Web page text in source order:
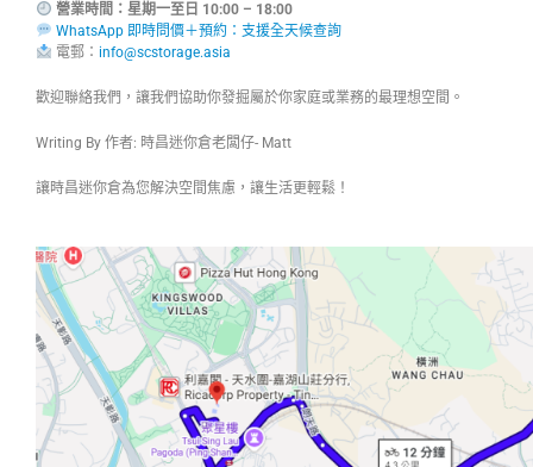
營業時間：星期一至日 10:00 – 18:00
WhatsApp 即時問價＋預約：支援全天候查詢
電郵： info@scstorage.asia
歡迎聯絡我們，讓我們協助你發掘屬於你家庭或業務的最理想空間。
Writing By 作者: 時昌迷你倉老闆仔- Matt
讓時昌迷你倉為您解決空間焦慮，讓生活更輕鬆！